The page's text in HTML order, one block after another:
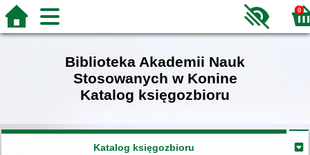
0
Biblioteka Akademii Nauk
Stosowanych w Konine
Katalog księgozbioru
Katalog księgozbioru